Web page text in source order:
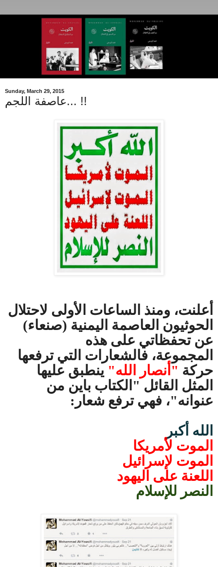
Sunday, March 29, 2015
عاصفة اللجم... !!
أعلنت، ومنذ الساعات الأولى لاحتلال
الحوثيون العاصمة اليمنية (صنعاء)
عن تحفظاتي على هذه
المجموعة، فالشعارات التي ترفعها
حركة "أنصار الله" ينطبق عليها
المثل القائل "الكتاب باين من
عنوانه"، فهي ترفع شعار:
الله أكبر
الموت لأمريكا
الموت لإسرائيل
اللعنة على اليهود
النصر للإسلام